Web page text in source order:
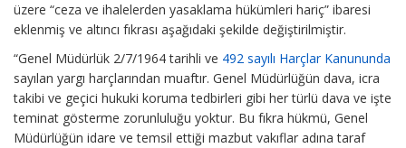
üzere “ceza ve ihalelerden yasaklama hükümleri hariç” ibaresi
eklenmiş ve altıncı fıkrası aşağıdaki şekilde değiştirilmiştir.
“Genel Müdürlük 2/7/1964 tarihli ve 492 sayılı Harçlar Kanununda
sayılan yargı harçlarından muaftır. Genel Müdürlüğün dava, icra
takibi ve geçici hukuki koruma tedbirleri gibi her türlü dava ve işte
teminat gösterme zorunluluğu yoktur. Bu fıkra hükmü, Genel
Müdürlüğün idare ve temsil ettiği mazbut vakıflar adına taraf